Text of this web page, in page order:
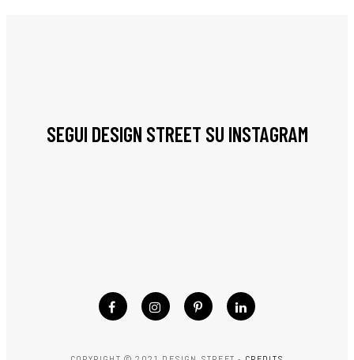
SEGUI DESIGN STREET SU INSTAGRAM